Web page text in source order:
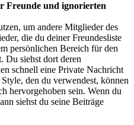
Freunde und ignorierten
um andere Mitglieder des
die du deiner Freundesliste
persönlichen Bereich für den
Du siehst dort deren
schnell eine Private Nachricht
den du verwendest, können
hervorgehoben sein. Wenn du
siehst du seine Beiträge